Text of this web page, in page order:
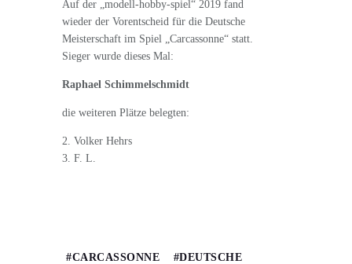
Auf der „modell-hobby-spiel“ 2019 fand
wieder der Vorentscheid für die Deutsche
Meisterschaft im Spiel „Carcassonne“ statt.
Sieger wurde dieses Mal:
Raphael Schimmelschmidt
die weiteren Plätze belegten:
2. Volker Hehrs
3. F. L.
CARCASSONNE
DEUTSCHE